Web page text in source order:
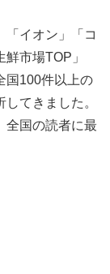
「イオン」「コ
市場TOP」
国100件以上の
てきました。
全国の読者に最